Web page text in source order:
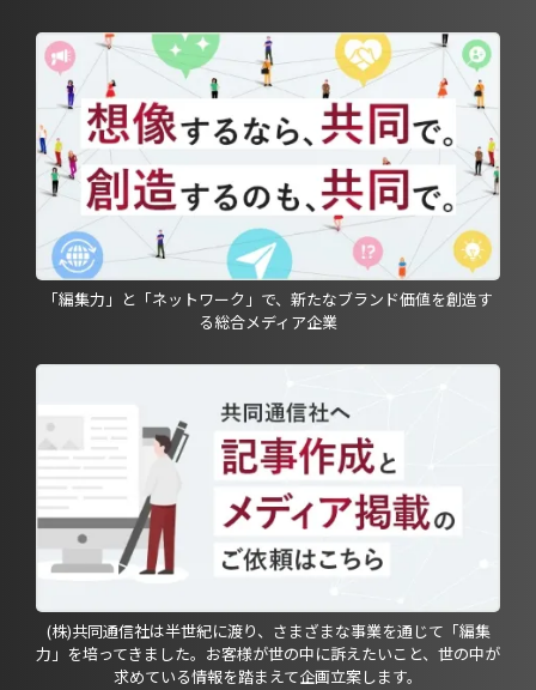
「編集力」と「ネットワーク」で、新たなブランド価値を創造す
る総合メディア企業
(株)共同通信社は半世紀に渡り、さまざまな事業を通じて「編集
力」を培ってきました。お客様が世の中に訴えたいこと、世の中が
求めている情報を踏まえて企画立案します。